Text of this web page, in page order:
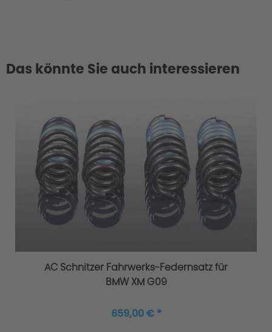
Das könnte Sie auch interessieren
AC Schnitzer Fahrwerks-Federnsatz für
BMW XM G09
659,00 € *